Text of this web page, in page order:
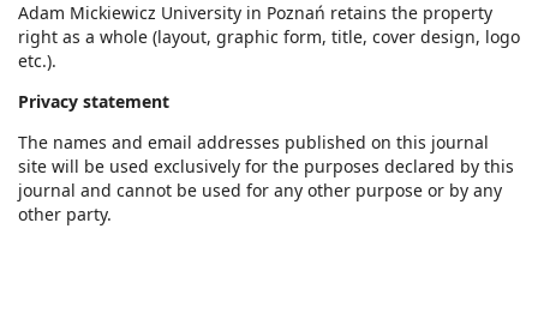
Adam Mickiewicz University in Poznań retains the property
right as a whole (layout, graphic form, title, cover design, logo
etc.).
Privacy statement
The names and email addresses published on this journal
site will be used exclusively for the purposes declared by this
journal and cannot be used for any other purpose or by any
other party.